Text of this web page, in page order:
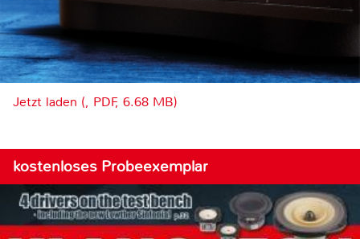
Jetzt laden (, PDF, 6.68 MB)
kostenloses Probeexemplar